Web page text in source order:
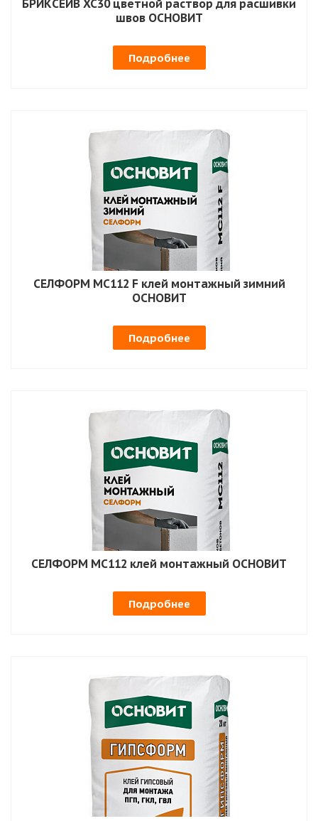
БРИКСЕЙВ XC30 цветной раствор для расшивки
швов ОСНОВИТ
Подробнее
СЕЛФОРМ MC112 F клей монтажный зимний
ОСНОВИТ
Подробнее
СЕЛФОРМ MC112 клей монтажный ОСНОВИТ
Подробнее